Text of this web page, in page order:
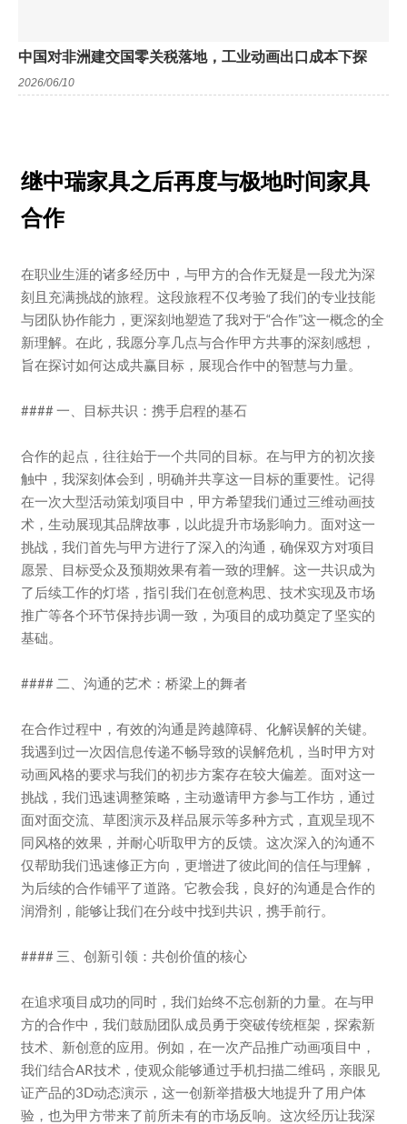
中国对非洲建交国零关税落地，工业动画出口成本下探
2026/06/10
继中瑞家具之后再度与极地时间家具
合作
在职业生涯的诸多经历中，与甲方的合作无疑是一段尤为深
刻且充满挑战的旅程。这段旅程不仅考验了我们的专业技能
与团队协作能力，更深刻地塑造了我对于“合作”这一概念的全
新理解。在此，我愿分享几点与合作甲方共事的深刻感想，
旨在探讨如何达成共赢目标，展现合作中的智慧与力量。
#### 一、目标共识：携手启程的基石
合作的起点，往往始于一个共同的目标。在与甲方的初次接
触中，我深刻体会到，明确并共享这一目标的重要性。记得
在一次大型活动策划项目中，甲方希望我们通过三维动画技
术，生动展现其品牌故事，以此提升市场影响力。面对这一
挑战，我们首先与甲方进行了深入的沟通，确保双方对项目
愿景、目标受众及预期效果有着一致的理解。这一共识成为
了后续工作的灯塔，指引我们在创意构思、技术实现及市场
推广等各个环节保持步调一致，为项目的成功奠定了坚实的
基础。
#### 二、沟通的艺术：桥梁上的舞者
在合作过程中，有效的沟通是跨越障碍、化解误解的关键。
我遇到过一次因信息传递不畅导致的误解危机，当时甲方对
动画风格的要求与我们的初步方案存在较大偏差。面对这一
挑战，我们迅速调整策略，主动邀请甲方参与工作坊，通过
面对面交流、草图演示及样品展示等多种方式，直观呈现不
同风格的效果，并耐心听取甲方的反馈。这次深入的沟通不
仅帮助我们迅速修正方向，更增进了彼此间的信任与理解，
为后续的合作铺平了道路。它教会我，良好的沟通是合作的
润滑剂，能够让我们在分歧中找到共识，携手前行。
#### 三、创新引领：共创价值的核心
在追求项目成功的同时，我们始终不忘创新的力量。在与甲
方的合作中，我们鼓励团队成员勇于突破传统框架，探索新
技术、新创意的应用。例如，在一次产品推广动画项目中，
我们结合AR技术，使观众能够通过手机扫描二维码，亲眼见
证产品的3D动态演示，这一创新举措极大地提升了用户体
验，也为甲方带来了前所未有的市场反响。这次经历让我深